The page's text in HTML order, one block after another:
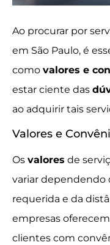
Ao procurar por
em São Paulo, é
como valores e
estar ciente das
ao adquirir tais
Valores e
Os valores de
variar dependendo
requerida e da
empresas oferecem
clientes com